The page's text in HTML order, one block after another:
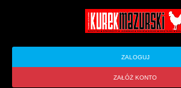
ZALOGUJ
ZAŁÓŻ KONTO